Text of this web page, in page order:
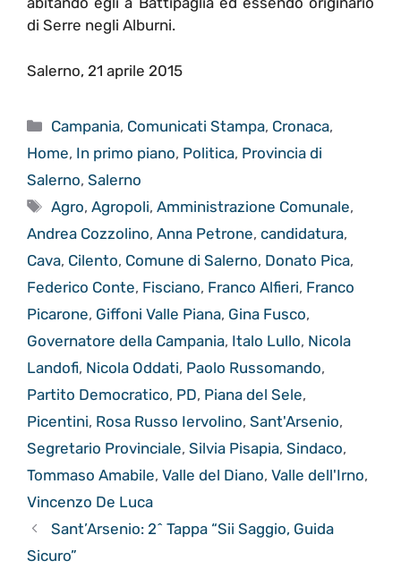
di Serre negli Alburni.
Salerno, 21 aprile 2015
Categorie
Campania, Comunicati Stampa, Cronaca,
Home, In primo piano, Politica, Provincia di
Salerno, Salerno
Tag
Agro,Agropoli,Amministrazione Comunale,
Andrea Cozzolino, Anna Petrone, candidatura,
Cava, Cilento, Comune di Salerno, Donato Pica,
Federico Conte, Fisciano, Franco Alfieri, Franco
Picarone, Giffoni Valle Piana, Gina Fusco,
Governatore della Campania, Italo Lullo, Nicola
Landofi, Nicola Oddati, Paolo Russomando,
Partito Democratico, PD, Piana del Sele,
Picentini, Rosa Russo Iervolino, Sant'Arsenio,
Segretario Provinciale, Silvia Pisapia, Sindaco,
Tommaso Amabile, Valle del Diano, Valle dell'Irno,
Vincenzo De Luca
Sant’Arsenio: 2^ Tappa “Sii Saggio, Guida
Sicuro”